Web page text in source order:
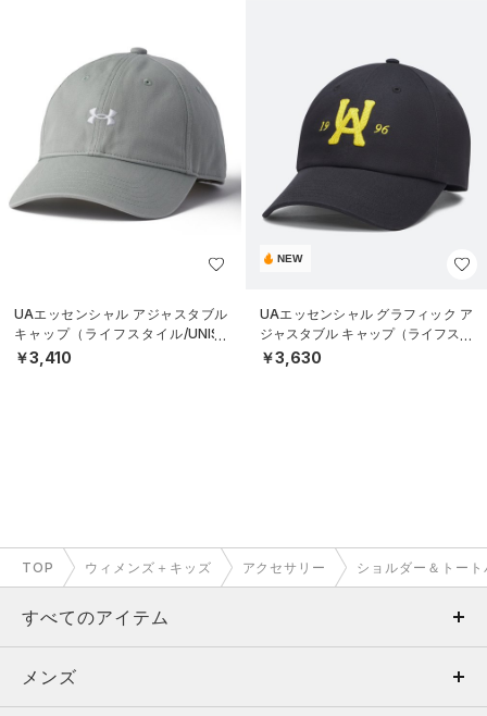
UAエッセンシャル アジャスタブル
キャップ（ライフスタイル/UNISE
X）
￥3,410
NEW
UAエッセンシャル グラフィック ア
ジャスタブル キャップ（ライフスタ
イル/UNISEX）
￥3,630
TOP ウィメンズ＋キッズ アクセサリー ショルダー＆トー
すべてのアイテム
メンズ
メンズ